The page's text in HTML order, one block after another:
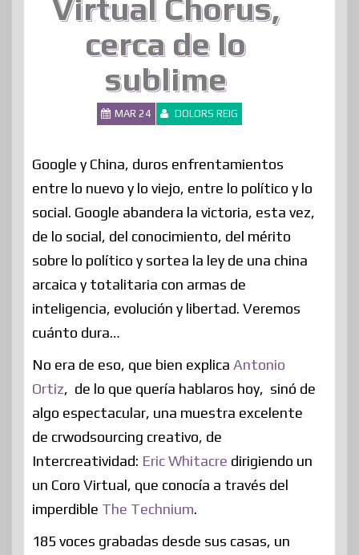
Virtual Chorus,
cerca de lo
sublime
MAR 24 DOLORS REIG
Google y China, duros enfrentamientos
entre lo nuevo y lo viejo, entre lo político y lo
social. Google abandera la victoria, esta vez,
de lo social, del conocimiento, del mérito
sobre lo político y sortea la ley de una china
arcaica y totalitaria con armas de
inteligencia, evolución y libertad. Veremos
cuánto dura…
No era de eso, que bien explica Antonio
Ortiz, de lo que quería hablaros hoy, sinó de
algo espectacular, una muestra excelente
de crwodsourcing creativo, de
Intercreatividad: Eric Whitacre dirigiendo un
un Coro Virtual, que conocía a través del
imperdible The Technium.
185 voces grabadas desde sus casas, un